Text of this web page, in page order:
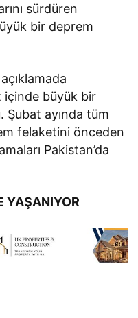
sürdüren
bir deprem
içinde büyük bir
Şubat ayında tüm
felaketini önceden
Pakistan’da
YAŞANIYOR